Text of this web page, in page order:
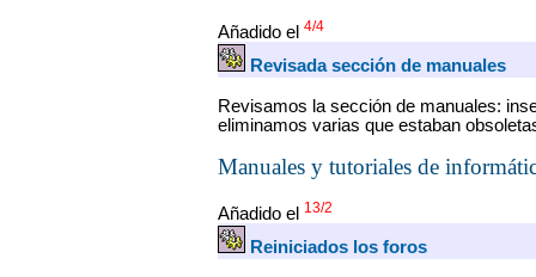
Añadido el 4/4
Revisada sección de manuales
Revisamos la sección de manuales:
eliminamos varias que estaban
Manuales y tutoriales de
Añadido el 13/2
Reiniciados los foros